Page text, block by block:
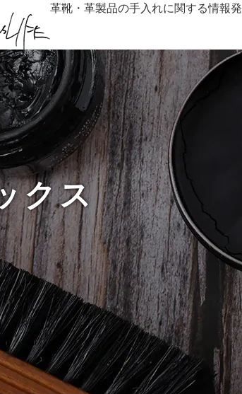
革靴・革製品の手入れに関する情報
クス